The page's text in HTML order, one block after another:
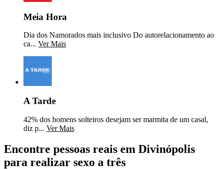
Meia Hora
Dia dos Namorados mais inclusivo Do autorelacionamento ao
ca... Ver Mais
A Tarde
42% dos homens solteiros desejam ser marmita de um casal,
diz p... Ver Mais
Encontre pessoas reais em Divinópolis
para realizar sexo a três